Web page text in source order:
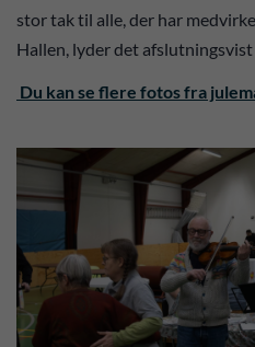
stor tak til alle, der har
Hallen, lyder det afslutningsvist
Du kan se flere fotos fra